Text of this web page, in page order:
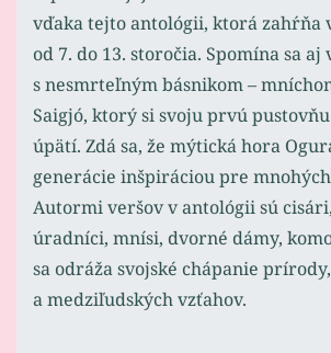
vďaka tejto antológii, ktorá zahŕňa
od 7. do 13. storočia. Spomína sa aj
s nesmrteľným básnikom –
Saigjó, ktorý si svoju prvú
úpätí. Zdá sa, že mýtická hora
generácie inšpiráciou pre
Autormi veršov v antológii sú
úradníci, mnísi, dvorné dámy,
sa odráža svojské chápanie
a medziľudských vzťahov.